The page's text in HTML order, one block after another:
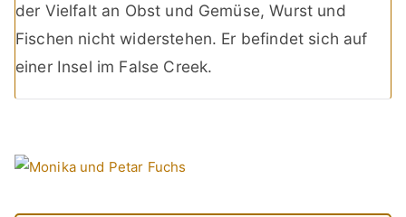
der Vielfalt an Obst und Gemüse, Wurst und
Fischen nicht widerstehen. Er befindet sich auf
einer Insel im False Creek.